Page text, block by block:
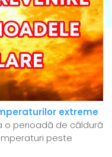
extreme
o perioadă de căldură
peste